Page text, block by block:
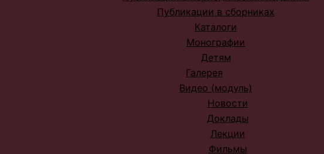
Публикации в сборниках
Каталоги
Монографии
Детям
Галерея
Видео (модуль)
Новости
Доклады
Лекции
Фильмы